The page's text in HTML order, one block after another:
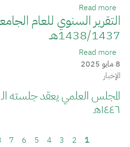
Read more
التقرير السنوي للعام
1438/1437هـ
Read more
8 مايو 2025
الإخبار
١٤٤٦هـ
Current page
1 الصفحة
2 الصفحة
3 الصفحة
4 الصفحة
5 الصفحة
6
7